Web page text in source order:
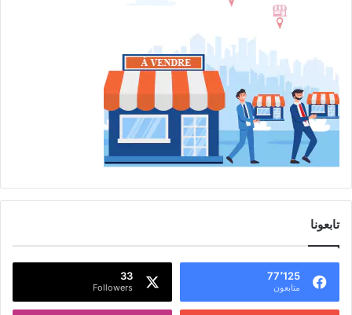
تابعونا
77٬125
متابعون
33
Followers